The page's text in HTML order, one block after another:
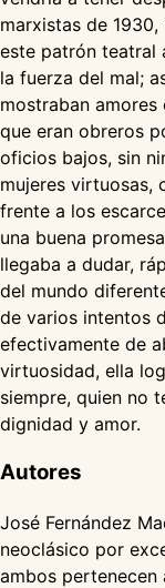
marxistas de
este patrón teatral
la fuerza del mal;
mostraban amores
que eran obreros
oficios bajos, sin
mujeres virtuosas,
frente a los
una buena
llegaba a dudar,
del mundo
de varios intentos
efectivamente de
virtuosidad, ella
siempre, quien no
dignidad y amor.
Autores
José Fernández
neoclásico por
ambos pertenecen